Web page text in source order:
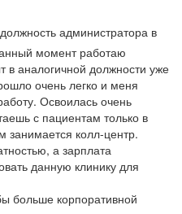
администратора в
момент работаю
аналогичной должности уже
очень легко и меня
Освоилась очень
с пациентам только в
занимается колл-центр.
а зарплата
данную клинику для
больше корпоративной